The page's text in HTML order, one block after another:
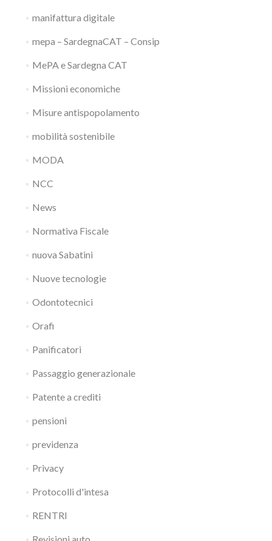
manifattura digitale
mepa – SardegnaCAT – Consip
MePA e Sardegna CAT
Missioni economiche
Misure antispopolamento
mobilità sostenibile
MODA
NCC
News
Normativa Fiscale
nuova Sabatini
Nuove tecnologie
Odontotecnici
Orafi
Panificatori
Passaggio generazionale
Patente a crediti
pensioni
previdenza
Privacy
Protocolli d'intesa
RENTRI